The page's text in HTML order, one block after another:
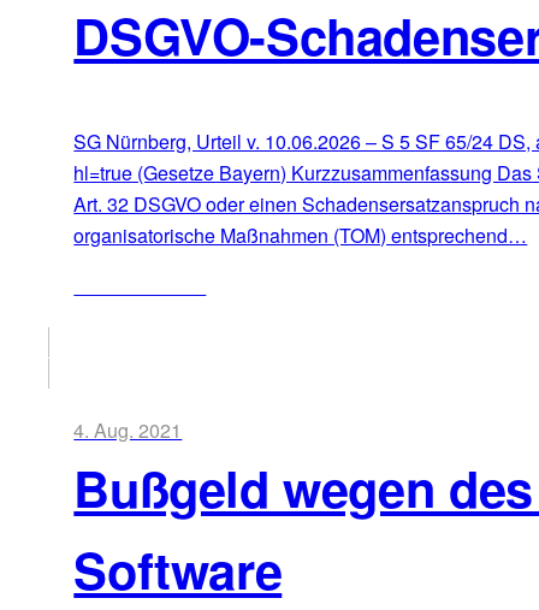
DSGVO-
SG Nürnberg, Urteil v. 10.06.2026 – S 5 SF 65/24
hl=true (Gesetze Bayern) Kurzzusammenfassung
Art. 32 DSGVO oder einen Schadensersatzanspruch
organisatorische Maßnahmen (TOM) entsprechend…
4. Aug. 2021
Bußgeld wegen
Software